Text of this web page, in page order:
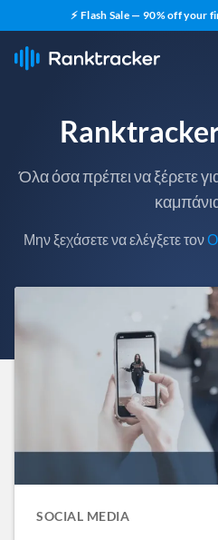
⚡ Flash Sale — 90% off your
Όλα όσα πρέπει να ξέρετε
Μην ξεχάσετε να ελέγξετε τον
SOCIAL MEDIA